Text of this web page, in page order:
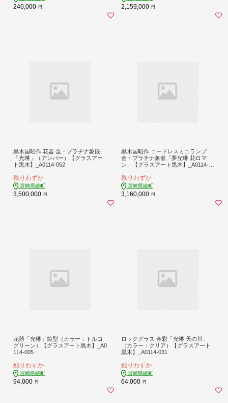
240,000 円 2,159,000 円
黒木国昭作 花器 金・プラチナ象嵌
「光琳」（アンバー）【グラスアー
ト黒木】_A0114-052
残りわずか
宮崎県綾町
3,500,000 円
黒木国昭作 コードレスミニランプ
金・プラチナ象嵌「夢光琳 花ロマ
ン」【グラスアート黒木】_A0114-05
残りわずか
宮崎県綾町
3,160,000 円
花器「光琳」筒型（カラー：トルコ
グリーン）【グラスアート黒木】_A0
114-005
残りわずか
宮崎県綾町
94,000 円
ロックグラス 金彩「光琳 天の川」
（カラー：クリア）【グラスアート
黒木】_A0114-031
残りわずか
宮崎県綾町
64,000 円